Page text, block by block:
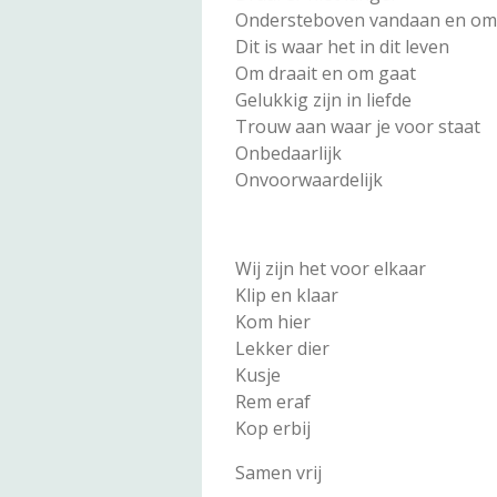
Ondersteboven vandaan en
Dit is waar het in dit leven
Om draait en om gaat
Gelukkig zijn in liefde
Trouw aan waar je voor staat
Onbedaarlijk
Onvoorwaardelijk
Wij zijn het voor elkaar
Klip en klaar
Kom hier
Lekker dier
Kusje
Rem eraf
Kop erbij
Samen vrij